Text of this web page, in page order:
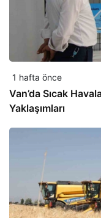
1 hafta önce
Van’da Sıcak
Yaklaşımları